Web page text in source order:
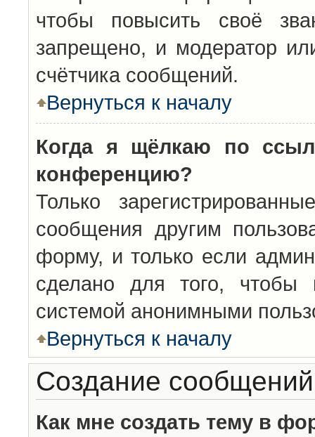
чтобы повысить своё
запрещено, и модератор
счётчика сообщений.
Вернуться к началу
Когда я щёлкаю по
конференцию?
Только
сообщения другим
форму, и только если
сделано для того, чтобы
системой анонимными
Вернуться к началу
Создание сообщений
Как мне создать тему в